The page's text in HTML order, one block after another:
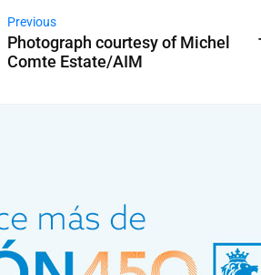
Previous
Photograph courtesy of Michel
Comte Estate/AIM